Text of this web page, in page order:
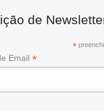
de
*
Email*